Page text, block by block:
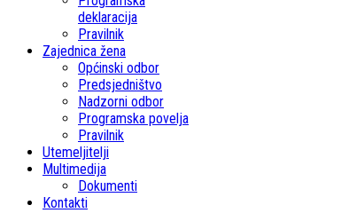
deklaracija
Pravilnik
Zajednica žena
Općinski odbor
Predsjedništvo
Nadzorni odbor
Programska povelja
Pravilnik
Utemeljitelji
Multimedija
Dokumenti
Kontakti